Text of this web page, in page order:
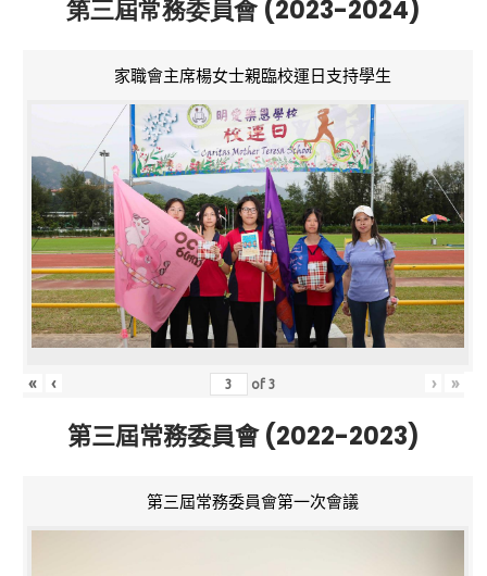
第三屆常務委員會 (2023-2024)
家職會主席楊女士親臨校運日支持學生
« ‹ of3 › »
第三屆常務委員會 (2022-2023)
第三屆常務委員會第一次會議